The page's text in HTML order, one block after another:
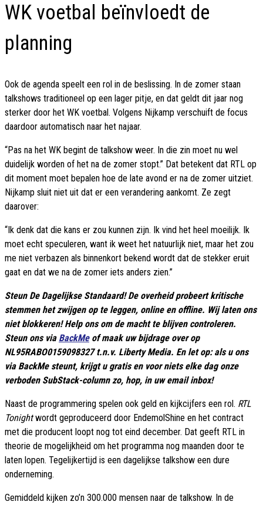
WK voetbal beïnvloedt de
planning
Ook de agenda speelt een rol in de beslissing. In de zomer staan
talkshows traditioneel op een lager pitje, en dat geldt dit jaar nog
sterker door het WK voetbal. Volgens Nijkamp verschuift de focus
daardoor automatisch naar het najaar.
“Pas na het WK begint de talkshow weer. In die zin moet nu wel
duidelijk worden of het na de zomer stopt.” Dat betekent dat RTL op
dit moment moet bepalen hoe de late avond er na de zomer uitziet.
Nijkamp sluit niet uit dat er een verandering aankomt. Ze zegt
daarover:
“Ik denk dat die kans er zou kunnen zijn. Ik vind het heel moeilijk. Ik
moet echt speculeren, want ik weet het natuurlijk niet, maar het zou
me niet verbazen als binnenkort bekend wordt dat de stekker eruit
gaat en dat we na de zomer iets anders zien.”
Steun De Dagelijkse Standaard! De overheid probeert kritische
stemmen het zwijgen op te leggen, online en offline. Wij laten ons
niet blokkeren! Help ons om de macht te blijven controleren.
Steun ons via BackMeof maak uw bijdrage over op
NL95RABO0159098327 t.n.v. Liberty Media. En let op: als u ons
via BackMe steunt, krijgt u gratis en voor niets elke dag onze
verboden SubStack-column zo, hop, in uw email inbox!
Naast de programmering spelen ook geld en kijkcijfers een rol. RTL
Tonightwordt geproduceerd door EndemolShine en het contract
met die producent loopt nog tot eind december. Dat geeft RTL in
theorie de mogelijkheid om het programma nog maanden door te
laten lopen. Tegelijkertijd is een dagelijkse talkshow een dure
onderneming.
Gemiddeld kijken zo’n 300.000 mensen naar de talkshow. In de